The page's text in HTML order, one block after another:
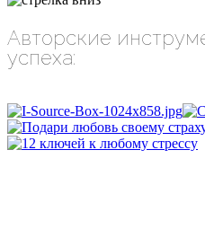
Авторские
успеха: